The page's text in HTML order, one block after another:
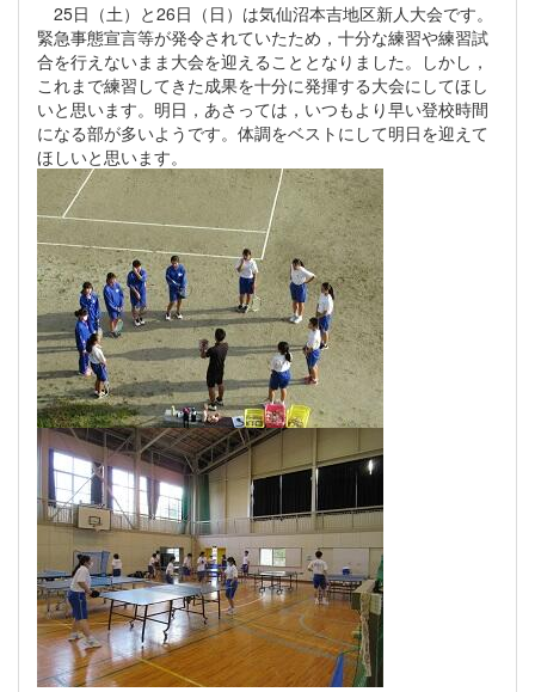
25日（土）と26日（日）は気仙沼本吉地区新人大会です。
緊急事態宣言等が発令されていたため，十分な練習や練習試
合を行えないまま大会を迎えることとなりました。しかし，
これまで練習してきた成果を十分に発揮する大会にしてほし
いと思います。明日，あさっては，いつもより早い登校時間
になる部が多いようです。体調をベストにして明日を迎えて
ほしいと思います。